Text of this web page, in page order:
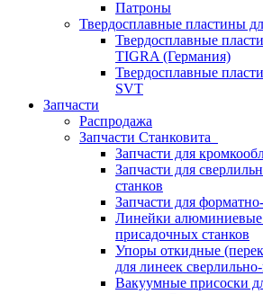
Патроны
Твердосплавные пластины
Твердосплавные
TIGRA (Германия)
Твердосплавные
SVT
Запчасти
Распродажа
Запчасти Станковита
Запчасти для
Запчасти для
станков
Запчасти для
Линейки алюминиевые
присадочных станков
Упоры откидные
для линеек
Вакуумные присоски